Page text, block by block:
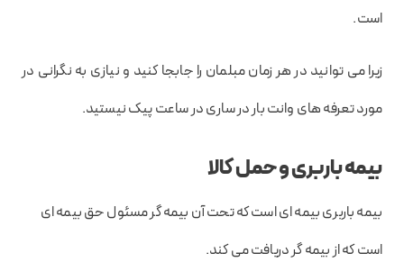
است.
زیرا می توانید در هر زمان مبلمان را جابجا کنید و نیازی به نگرانی در
مورد تعرفه های وانت بار در ساری در ساعت پیک نیستید.
بیمه باربری و حمل کالا
بیمه باربری بیمه ای است که تحت آن بیمه گر مسئول حق بیمه ای
است که از بیمه گر دریافت می کند.